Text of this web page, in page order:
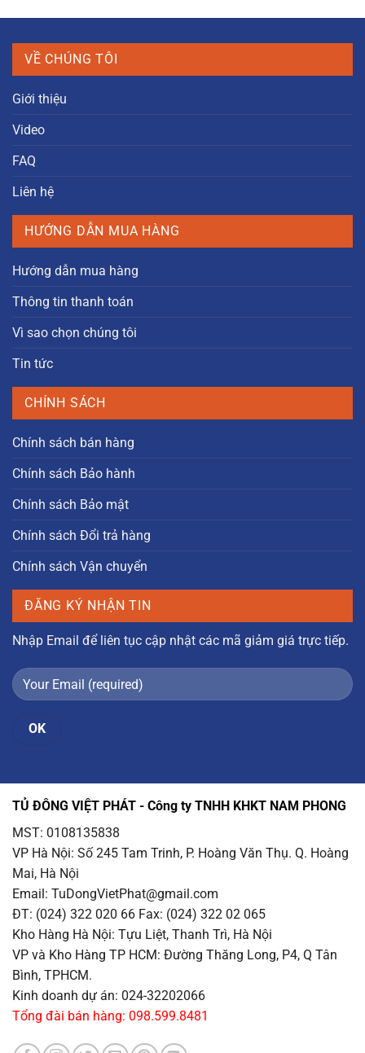
VỀ CHÚNG TÔI
Giới thiệu
Video
FAQ
Liên hệ
HƯỚNG DẪN MUA HÀNG
Hướng dẫn mua hàng
Thông tin thanh toán
Vì sao chọn chúng tôi
Tin tức
CHÍNH SÁCH
Chính sách bán hàng
Chính sách Bảo hành
Chính sách Bảo mật
Chính sách Đổi trả hàng
Chính sách Vận chuyển
ĐĂNG KÝ NHẬN TIN
Nhập Email để liên tục cập nhật các mã giảm giá trực tiếp.
TỦ ĐÔNG VIỆT PHÁT - Công ty TNHH KHKT NAM PHONG
MST: 0108135838
VP Hà Nội: Số 245 Tam Trinh, P. Hoàng Văn Thụ. Q. Hoàng
Mai, Hà Nội
Email: TuDongVietPhat@gmail.com
ĐT: (024) 322 020 66 Fax: (024) 322 02 065
Kho Hàng Hà Nội: Tựu Liệt, Thanh Trì, Hà Nội
VP và Kho Hàng TP HCM: Đường Thăng Long, P4, Q Tân
Bình, TPHCM.
Kinh doanh dự án: 024-32202066
Tổng đài bán hàng: 098.599.8481